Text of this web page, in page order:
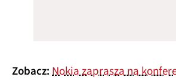
Zobacz:Nokia zaprasza na